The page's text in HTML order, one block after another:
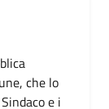
che lo
e i